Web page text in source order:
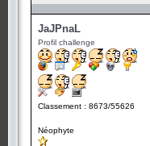
JaJPnaL
Profil challenge
Classement : 8673/55626
Néophyte